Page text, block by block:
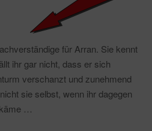
für Arran. Sie kennt
ihr gar nicht, dass er sich
verschanzt und zunehmend
sie selbst, wenn ihr dagegen
…